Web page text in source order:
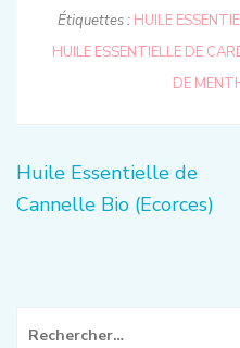
Étiquettes : HUILE
HUILE ESSENTIELLE DE
DE
Navigation
de
Huile Essentielle de
Cannelle Bio (Ecorces)
Rechercher :